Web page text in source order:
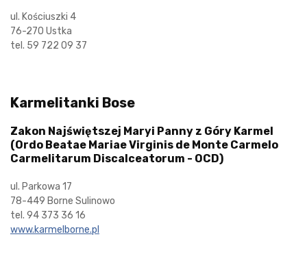
ul. Kościuszki 4
76-270 Ustka
tel. 59 722 09 37
Karmelitanki Bose
Zakon Najświętszej Maryi Panny z Góry Karmel
(Ordo Beatae Mariae Virginis de Monte Carmelo
Carmelitarum Discalceatorum - OCD)
ul. Parkowa 17
78-449 Borne Sulinowo
tel. 94 373 36 16
www.karmelborne.pl